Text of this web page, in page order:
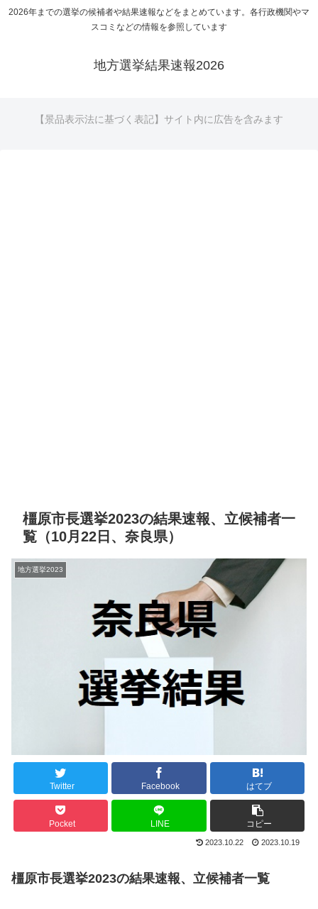
2026年までの選挙の候補者や結果速報などをまとめています。各行政機関やマ
スコミなどの情報を参照しています
地方選挙結果速報2026
【景品表示法に基づく表記】サイト内に広告を含みます
橿原市長選挙2023の結果速報、立候補者一
覧（10月22日、奈良県）
地方選挙2023
Twitter Facebook はてブ
Pocket LINE コピー
2023.10.22 2023.10.19
橿原市長選挙2023の結果速報、立候補者一覧